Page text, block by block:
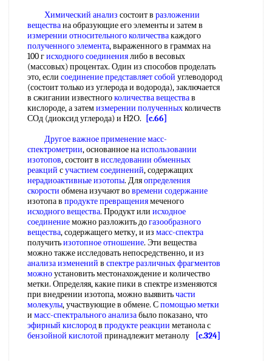
Химический анализ состоит в разложении
веществана образующие его элементы и затем в
измерении относительного количествакаждого
полученного элемента, выраженного в граммах на
100 гисходного соединениялибо в весовых
(массовых) процентах. Один из способов проделать
это, если соединение представляетсобой углеводород
(состоит только из углерода и водорода), заключается
в сжигании известногоколичества веществав
кислороде, а затемизмерении полученныхколичеств
СОд (диоксид углерода) и Н2О.
[c.66]
Другое важноеприменение масс-
спектрометрии, основанное наиспользовании
изотопов, состоит в исследовании обменных
реакций сучастием соединений, содержащих
нерадиоактивные изотопы. Дляопределения
скорости обмена изучают вовремени содержание
изотопа в продукте превращениямеченого
исходного вещества. Продукт или исходное
соединениеможно разложить догазообразного
вещества, содержащего метку, и из масс-спектра
получитьизотопное отношение. Эти вещества
можно также исследовать непосредственно, и из
анализа изменений в спектре различныхфрагментов
можноустановить местонахождение и количество
метки. Определяя, какие пики в спектре изменяются
при внедрении изотопа, можно выявитьчасти
молекулы, участвующие в обмене. Спомощью метки
и масс-спектрального анализабыло показано, что
эфирный кислородв продукте реакции метанола с
бензойной кислотой принадлежит метанолу [c.324]